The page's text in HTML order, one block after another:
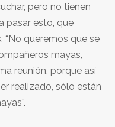
pero no tienen
pasar esto, que
queremos que se
mayas,
reunión, porque así
realizado, sólo están